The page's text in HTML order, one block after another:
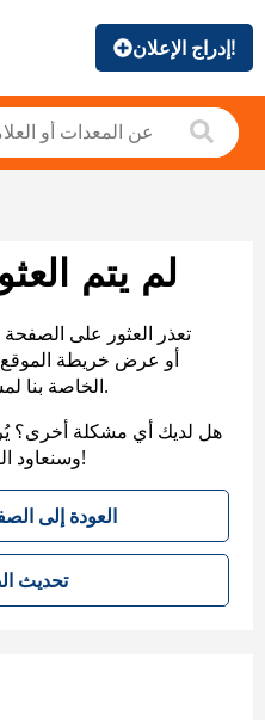
إدراج الإعلان!
لم يتم
تعذر العثور على
الخاصة بنا لمساعدتك في العثور على ما تريد.
هل لديك أي مشكلة أخرى؟
وسنعاود التواصل معك. شكرًا على صبرك!
العودة إلى
تحديث الصفحة